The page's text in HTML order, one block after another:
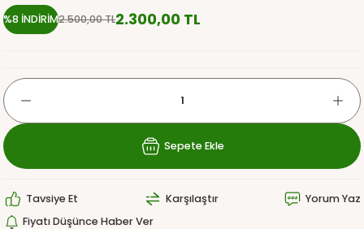
%8 İNDİRİM2.500,00 TL2.300,00 TL
Sepete Ekle
Tavsiye Et Karşılaştır
Yorum Yaz
Fiyatı Düşünce Haber Ver